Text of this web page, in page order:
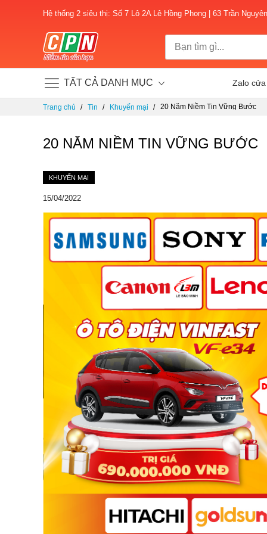
Hệ thống 2 siêu thị: Số 7 Lô 2A Lê Hồng Phong | 63 Trần
TẤT CẢ DANH MỤC Zalo
Trang chủ Tin Khuyến mại 20 Năm Niềm Tin Vững Bước
20 NĂM NIỀM TIN VỮNG BƯỚC
KHUYẾN MẠI
15/04/2022